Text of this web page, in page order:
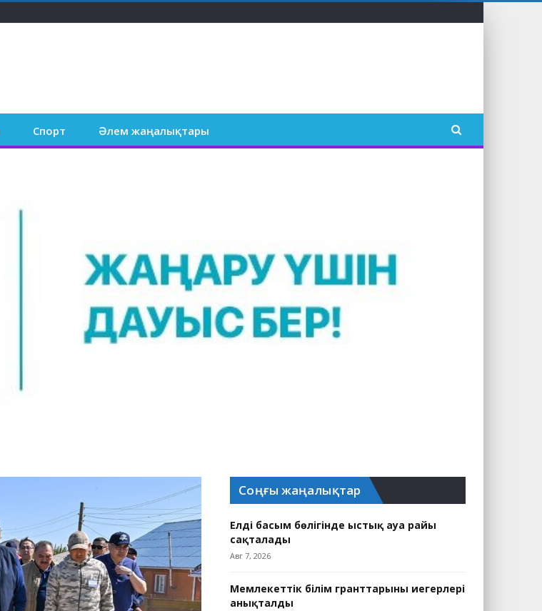
Спорт Әлем жаңалықтары
Соңғы жаңалықтар
Елдің басым бөлігінде ыстық ауа райы
сақталады
Авг 7, 2026
Мемлекеттік білім гранттарының иегерлері
анықталды